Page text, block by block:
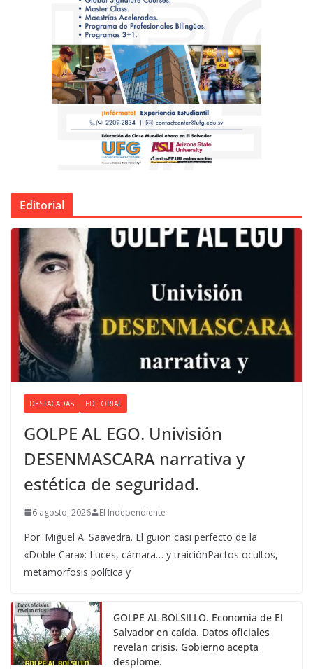
Editorial
DESTACADAS EDITORIAL
GOLPE AL EGO. Univisión
DESENMASCARA narrativa y
estética de seguridad.
6 agosto, 2026 El Independiente
Por: Miguel A. Saavedra. El guion casi perfecto de la
«Doble Cara»: Luces, cámara… y traiciónPactos ocultos,
metamorfosis política y
GOLPE AL BOLSILLO. Economía de El
Salvador en caída. Datos oficiales
revelan crisis. Gobierno acepta
desplome.